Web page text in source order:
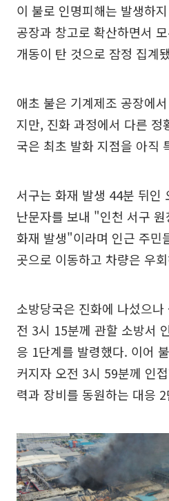
이 불로 인명피해는 발생하
공장과 창고로 확산하면서
개동이 탄 것으로 잠정 집계
애초 불은 기계제조 공장에
지만, 진화 과정에서 다른 정
국은 최초 발화 지점을 아직
서구는 화재 발생 44분 뒤인
난문자를 보내 "인천 서구
화재 발생"이라며 인근 주민
곳으로 이동하고 차량은 우
소방당국은 진화에 나섰으
전 3시 15분께 관할 소방서
응 1단계를 발령했다. 이어
커지자 오전 3시 59분께 인
력과 장비를 동원하는 대응